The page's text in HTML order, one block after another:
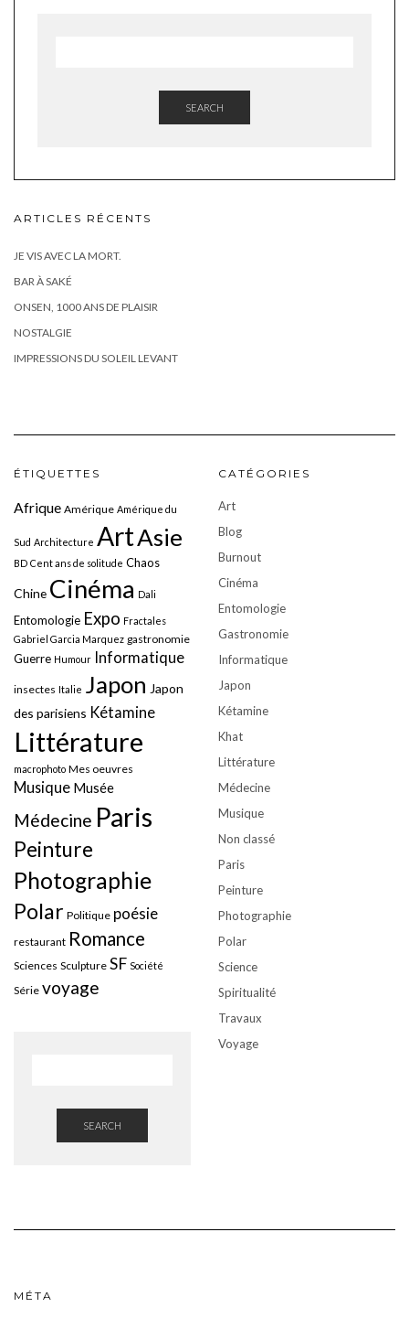
SEARCH
ARTICLES RÉCENTS
JE VIS AVEC LA MORT.
BAR À SAKÉ
ONSEN, 1000 ANS DE PLAISIR
NOSTALGIE
IMPRESSIONS DU SOLEIL LEVANT
ÉTIQUETTES
Afrique Amérique Amérique du
Sud Architecture ArtAsie
BD Cent ans de solitude Chaos
Chine Cinéma Dali
Entomologie Expo Fractales
Gabriel Garcia Marquez gastronomie
Guerre Humour Informatique
insectes Italie Japon Japon
des parisiens Kétamine
Littérature
macrophoto Mes oeuvres
Musique Musée
Médecine Paris
Peinture
Photographie
Polar Politique poésie
restaurant Romance
Sciences Sculpture SF Société
Série voyage
SEARCH
CATÉGORIES
Art
Blog
Burnout
Cinéma
Entomologie
Gastronomie
Informatique
Japon
Kétamine
Khat
Littérature
Médecine
Musique
Non classé
Paris
Peinture
Photographie
Polar
Science
Spiritualité
Travaux
Voyage
MÉTA